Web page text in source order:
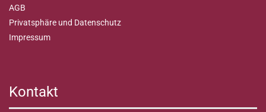
AGB
Privatsphäre und Datenschutz
Impressum
Kontakt